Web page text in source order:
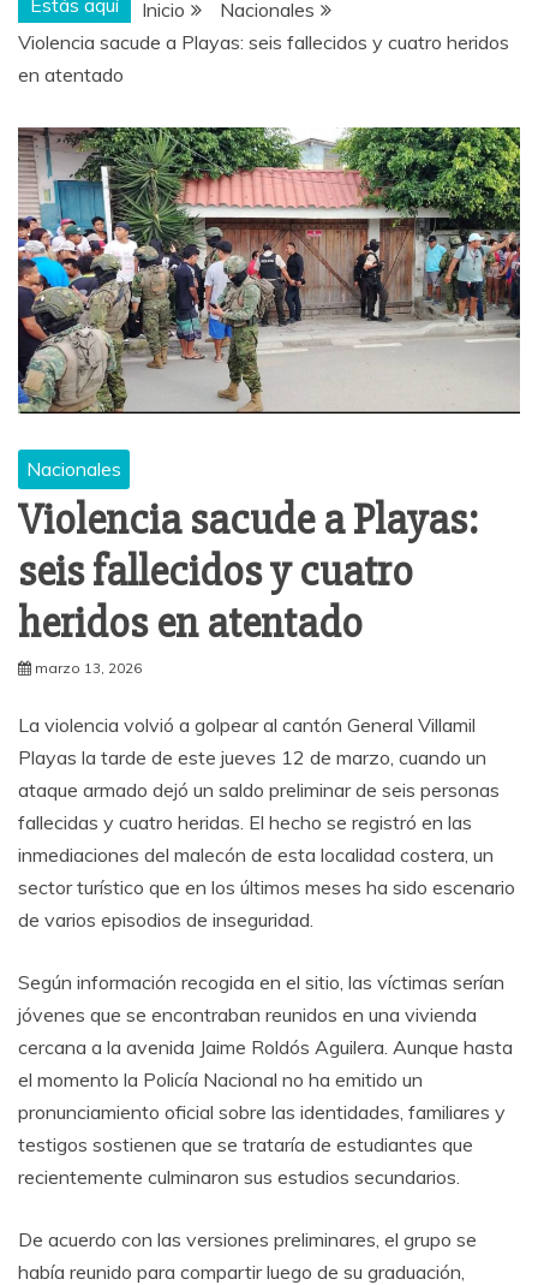
Inicio
Nacionales
Violencia sacude a Playas: seis fallecidos y cuatro heridos
en atentado
Nacionales
Violencia sacude a Playas:
seis fallecidos y cuatro
heridos en atentado
marzo 13, 2026
La violencia volvió a golpear al cantón General Villamil
Playas la tarde de este jueves 12 de marzo, cuando un
ataque armado dejó un saldo preliminar de seis personas
fallecidas y cuatro heridas. El hecho se registró en las
inmediaciones del malecón de esta localidad costera, un
sector turístico que en los últimos meses ha sido escenario
de varios episodios de inseguridad.
Según información recogida en el sitio, las víctimas serían
jóvenes que se encontraban reunidos en una vivienda
cercana a la avenida Jaime Roldós Aguilera. Aunque hasta
el momento la Policía Nacional no ha emitido un
pronunciamiento oficial sobre las identidades, familiares y
testigos sostienen que se trataría de estudiantes que
recientemente culminaron sus estudios secundarios.
De acuerdo con las versiones preliminares, el grupo se
había reunido para compartir luego de su graduación,